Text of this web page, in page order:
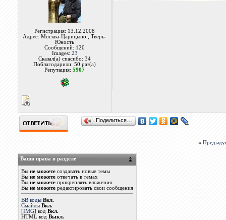
Регистрация: 13.12.2008
Адрес: Москва-Царицыно , Тверь-
Юность
Сообщений: 120
Images: 23
Сказал(а) спасибо: 34
Поблагодарили: 50 раз(а)
Репутация:5907
Поделиться…
«
Ваши права в разделе
Вы не можетесоздавать новые темы
Вы не можетеотвечать в темах
Вы не можетеприкреплять вложения
Вы не можетередактировать свои сообщения
BB коды Вкл.
Смайлы Вкл.
[IMG] код Вкл.
HTML код Выкл.